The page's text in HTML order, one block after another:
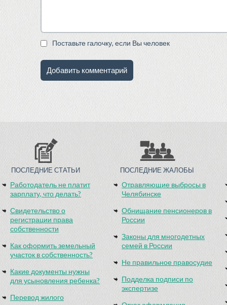
Поставьте галочку, если Вы человек
ПОСЛЕДНИЕ СТАТЬИ
Работодатель не платит
зарплату, что делать?
Свидетельство о
регистрации права
собственности
Как оформить земельный
участок в собственность?
Какие документы нужны
для усыновления ребенка?
Перевод жилого
ПОСЛЕДНИЕ ЖАЛОБЫ
Отравляющие выбросы в
Челябинске
Обнищание пенсионеров в
России
Законы для многодетных
семей в России
Не правильное правосудие
Подделка подписи по
экспертизе